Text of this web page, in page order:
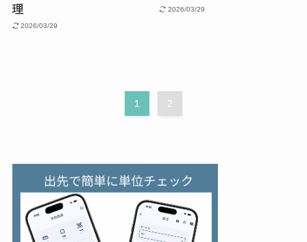
理
2026/03/29
2026/03/29
1 2